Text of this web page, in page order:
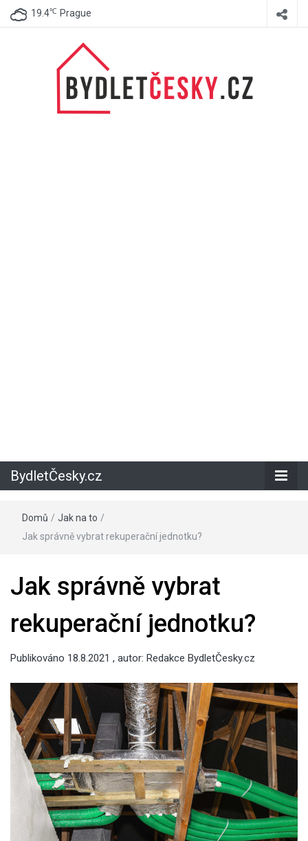
19.4℃ Prague
BydletČesky.cz
Domů / Jak na to /
Jak správně vybrat rekuperační jednotku?
Jak správně vybrat
rekuperační jednotku?
Publikováno 18.8.2021 , autor: Redakce BydletČesky.cz